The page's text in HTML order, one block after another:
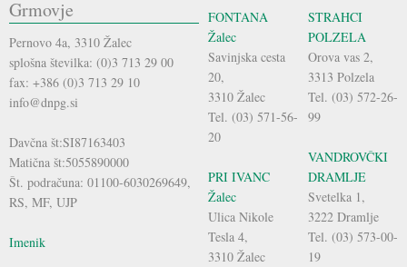
Grmovje
Pernovo 4a, 3310 Žalec
splošna številka: (0)3 713 29 00
fax: +386 (0)3 713 29 10
info@dnpg.si
Davčna št:SI87163403
Matična št:5055890000
Št. podračuna: 01100-6030269649,
RS, MF, UJP
Imenik
FONTANA
Žalec
Savinjska cesta
20,
3310 Žalec
Tel. (03) 571-56-
20
PRI IVANC
Žalec
Ulica Nikole
Tesla 4,
3310 Žalec
STRAHCI
POLZELA
Orova vas 2,
3313 Polzela
Tel. (03) 572-26-
99
VANDROVČKI
DRAMLJE
Svetelka 1,
3222 Dramlje
Tel. (03) 573-00-
19